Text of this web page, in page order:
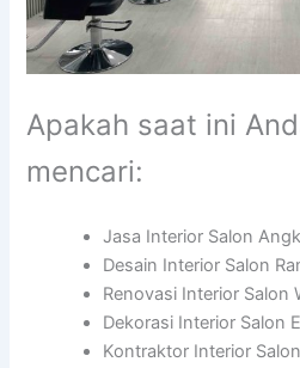
Apakah saat ini
mencari:
Jasa Interior Salon
Desain Interior Salon
Renovasi Interior Salon
Dekorasi Interior Salon
Kontraktor Interior